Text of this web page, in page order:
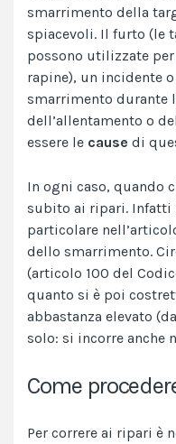
smarrimento della
spiacevoli. Il furto (le
possono utilizzate
rapine), un incidente
smarrimento durante
dell’allentamento o
essere le cause di
In ogni caso, quando
subito ai ripari. Infatti
particolare
dello smarrimento.
(articolo 100 del
quanto si è poi
abbastanza elevato
solo: si incorre anche
Come
Per correre ai ripari è